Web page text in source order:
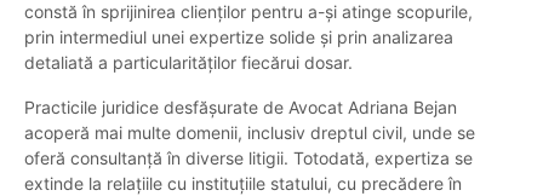
constă în sprijinirea clienților pentru a-și atinge scopurile,
prin intermediul unei expertize solide și prin analizarea
detaliată a particularităților fiecărui dosar.
Practicile juridice desfășurate de Avocat Adriana Bejan
acoperă mai multe domenii, inclusiv dreptul civil, unde se
oferă consultanță în diverse litigii. Totodată, expertiza se
extinde la relațiile cu instituțiile statului, cu precădere în